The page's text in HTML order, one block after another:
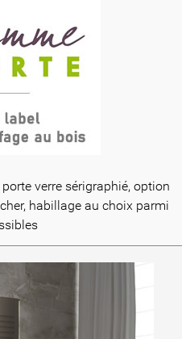
verre sérigraphié, option
habillage au choix parmi